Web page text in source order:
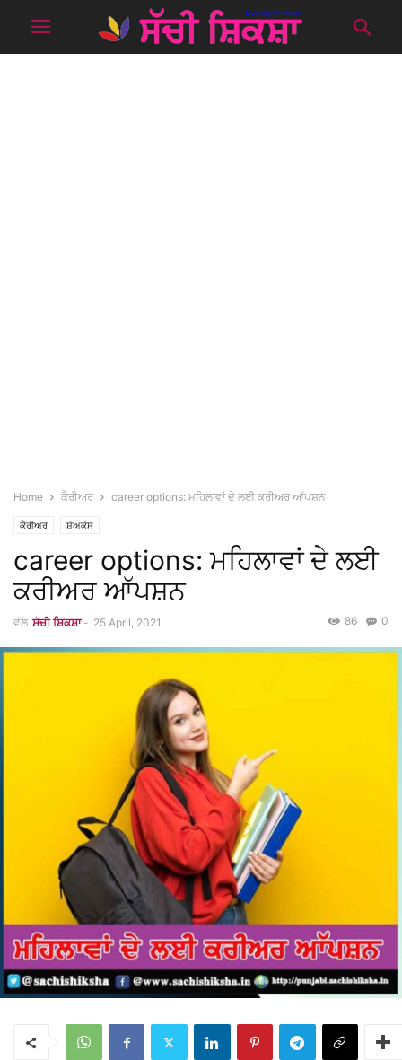
Home ਕੈਰੀਅਰ career options: ਮਹਿਲਾਵਾਂ ਦੇ ਲਈ ਕਰੀਅਰ ਆੱਪਸ਼ਨ
ਕੈਰੀਅਰ ਸ਼ੋਅਕੇਸ
career options: ਮਹਿਲਾਵਾਂ ਦੇ ਲਈ
ਕਰੀਅਰ ਆੱਪਸ਼ਨ
ਵੱਲੋ ਸੱਚੀ ਸ਼ਿਕਸ਼ਾ - 25 April, 2021 0
86